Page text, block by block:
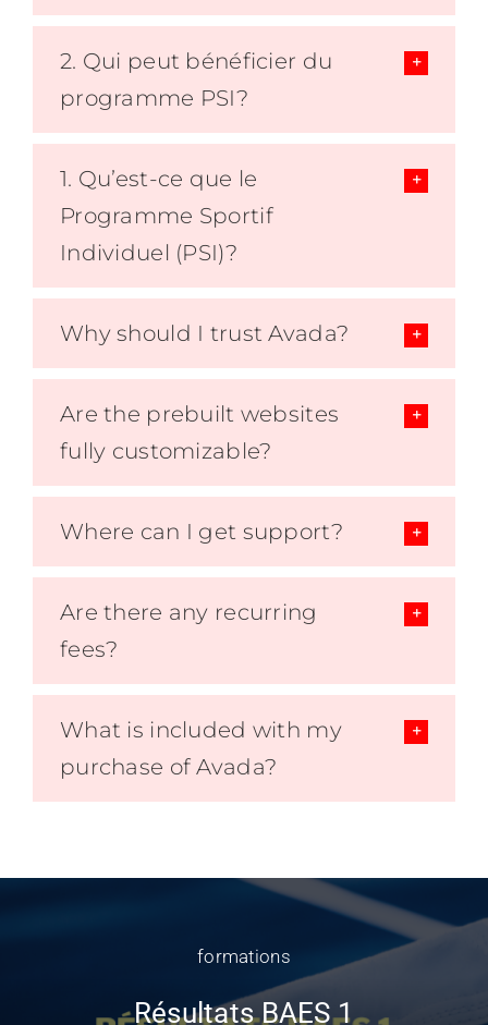
2. Qui peut bénéficier du
programme PSI?
1. Qu’est-ce que le
Programme Sportif
Individuel (PSI)?
Why should I trust Avada?
Are the prebuilt websites
fully customizable?
Where can I get support?
Are there any recurring
fees?
What is included with my
purchase of Avada?
formations
Résultats BAES 1